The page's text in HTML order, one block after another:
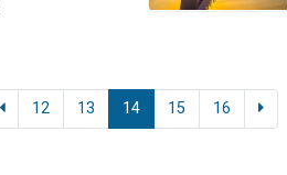
12 13 14 15 16